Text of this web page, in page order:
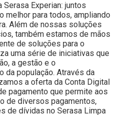
Experian: juntos
melhor para todos, ampliando
Além de nossas soluções
também estamos de mãos
de soluções para o
uma série de iniciativas que
a gestão e o
da população. Através da
a oferta da Conta Digital
pagamento que permite aos
de diversos pagamentos,
de dívidas no Serasa Limpa